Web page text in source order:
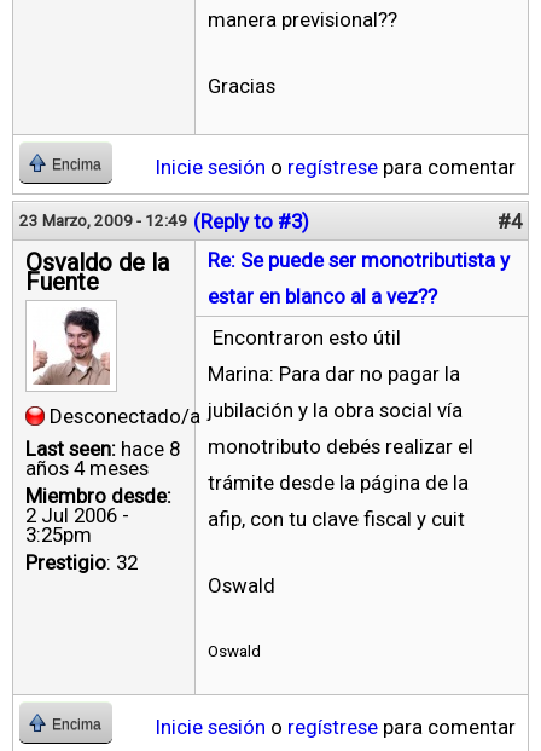
manera previsional??
Gracias
Encima Inicie sesión o regístrese para comentar
23 Marzo, 2009 - 12:49 (Reply to #3) #4
Osvaldo de la
Fuente
Desconectado/a
Last seen: hace 8
años 4 meses
Miembro desde:
2 Jul 2006 -
3:25pm
Prestigio: 32
Re: Se puede ser monotributista y
estar en blanco al a vez??
Encontraron esto útil
Marina: Para dar no pagar la
jubilación y la obra social vía
monotributo debés realizar el
trámite desde la página de la
afip, con tu clave fiscal y cuit
Oswald
Oswald
Encima Inicie sesión o regístrese para comentar